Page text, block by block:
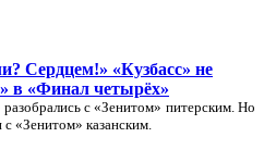
Сердцем!» «Кузбасс» не
в «Финал четырёх»
с «Зенитом» питерским. Но
с «Зенитом» казанским.